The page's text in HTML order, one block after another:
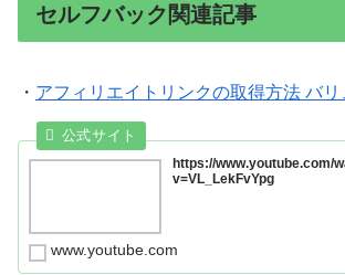
セルフバック関連記事
・ アフィリエイトリンクの取得方法 バリ
https://www.youtube.com/
v=VL_LekFvYpg
www.youtube.com